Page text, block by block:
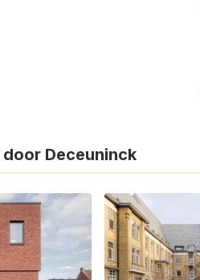
Deceuninck